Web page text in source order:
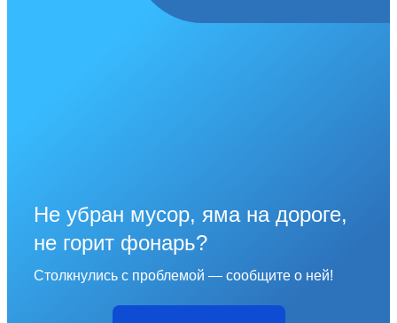
Не убран мусор, яма на дороге,
не горит фонарь?
Столкнулись с проблемой — сообщите о ней!